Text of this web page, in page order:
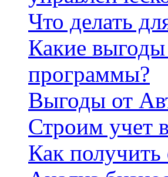
Что делать
Какие выгоды
программы?
Выгоды от
Строим учет
Как получить